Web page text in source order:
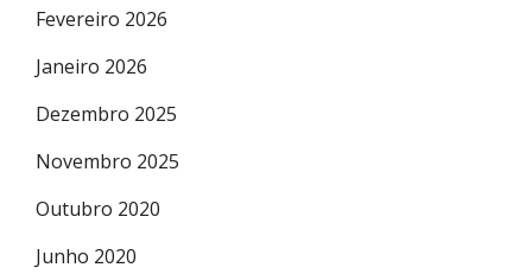
Fevereiro 2026
Janeiro 2026
Dezembro 2025
Novembro 2025
Outubro 2020
Junho 2020